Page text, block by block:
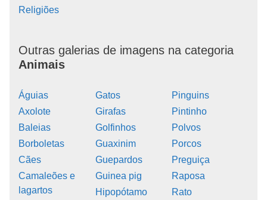
Religiões
Outras galerias de imagens na categoria
Animais
Águias
Axolote
Baleias
Borboletas
Cães
Camaleões e
lagartos
Gatos
Girafas
Golfinhos
Guaxinim
Guepardos
Guinea pig
Hipopótamo
Pinguins
Pintinho
Polvos
Porcos
Preguiça
Raposa
Rato